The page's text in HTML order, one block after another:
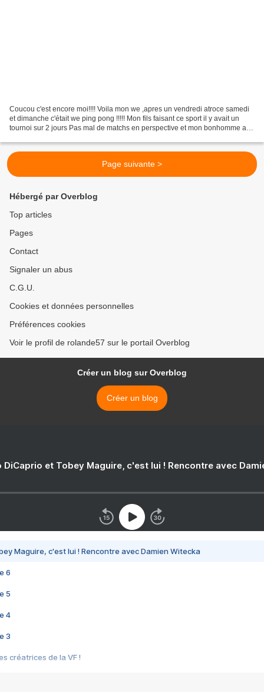
Coucou c'est encore moi!!!! Voila mon we ,apres un vendredi atroce samedi
et dimanche c'était we ping pong !!!!! Mon fils faisant ce sport il y avait un
tournoi sur 2 jours Pas mal de matchs en perspective et mon bonhomme a
Page suivante >
Hébergé par Overblog
Top articles
Pages
Contact
Signaler un abus
C.G.U.
Cookies et données personnelles
Préférences cookies
Voir le profil de rolande57 sur le portail Overblog
Créer un blog sur Overblog
Créer un blog
DiCaprio et Tobey Maguire, c'est lui ! Rencontre avec
Maguire, c'est lui ! Rencontre avec Damien Witecka
6
5
4
3
créatrices de la VF !